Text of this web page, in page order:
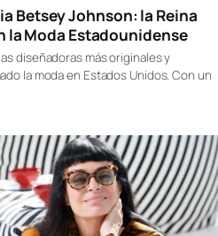
Betsey Johnson: la Reina
la Moda Estadounidense
diseñadoras más originales y
la moda en Estados Unidos. Con un